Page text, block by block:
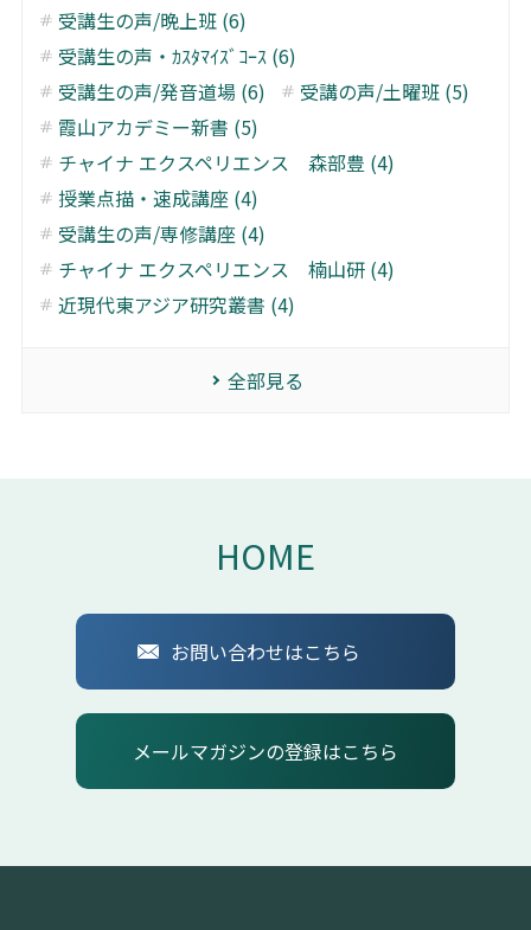
受講生の声/晩上班 (6)
受講生の声・ｶｽﾀﾏｲｽﾞｺｰｽ (6)
受講生の声/発音道場 (6)
受講の声/土曜班 (5)
霞山アカデミー新書 (5)
チャイナ エクスペリエンス 森部豊 (4)
授業点描・速成講座 (4)
受講生の声/専修講座 (4)
チャイナ エクスペリエンス 楠山研 (4)
近現代東アジア研究叢書 (4)
全部見る
HOME
お問い合わせはこちら
メールマガジンの登録はこちら